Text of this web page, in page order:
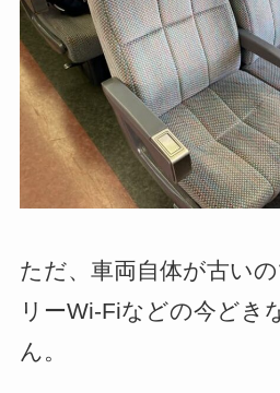
ただ、車両自体が古い
リーWi-Fiなどの今どき
ん。